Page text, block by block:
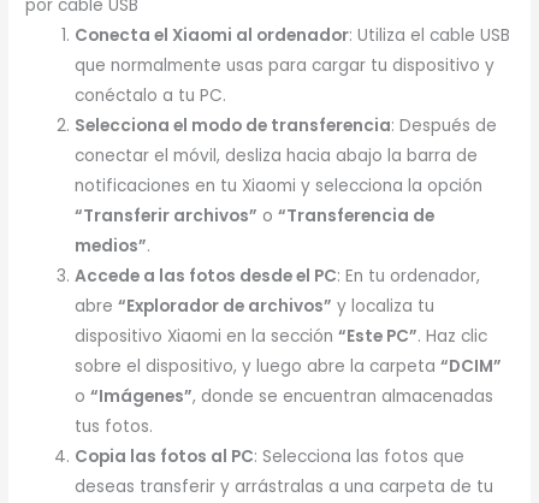
por cable USB
Conecta el Xiaomi al ordenador: Utiliza el cable USB
que normalmente usas para cargar tu dispositivo y
conéctalo a tu PC.
Selecciona el modo de transferencia: Después de
conectar el móvil, desliza hacia abajo la barra de
notificaciones en tu Xiaomi y selecciona la opción
“Transferir archivos” o“Transferencia de
medios”.
Accede a las fotos desde el PC: En tu ordenador,
abre“Explorador de archivos” y localiza tu
dispositivo Xiaomi en la sección“Este PC”. Haz clic
sobre el dispositivo, y luego abre la carpeta“DCIM”
o“Imágenes”, donde se encuentran almacenadas
tus fotos.
Copia las fotos al PC: Selecciona las fotos que
deseas transferir y arrástralas a una carpeta de tu